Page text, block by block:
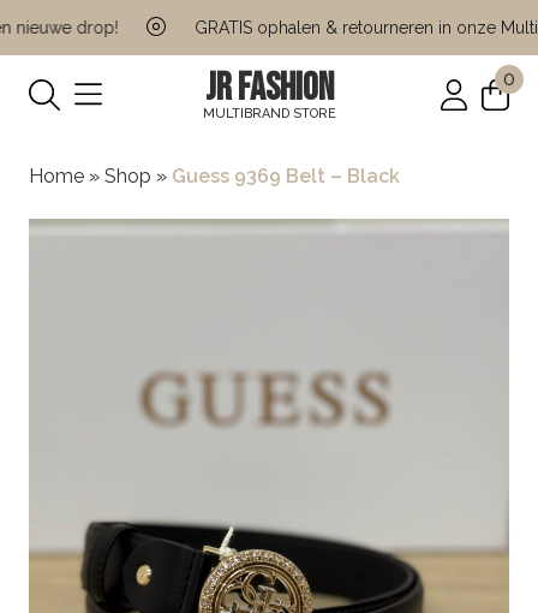
drop! GRATIS ophalen & retourneren in onze Multi
JR FASHION
MULTIBRAND STORE
0
Home » Shop » Guess 9369 Belt – Black